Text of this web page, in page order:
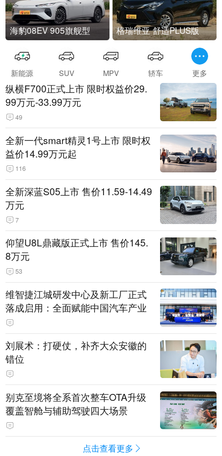
海豹08EV 905旗舰型 格瑞维亚 舒适PLUS版
新能源 SUV MPV 轿车 更多
纵横F700正式上市 限时权益价29.
99万元-33.99万元
49
全新一代smart精灵1号上市 限时权
益价14.99万元起
116
全新深蓝S05上市 售价11.59-14.49
万元
7
仰望U8L鼎藏版正式上市 售价145.
8万元
53
维智捷江城研发中心及新工厂正式
落成启用：全面赋能中国汽车产业
刘展术：打硬仗，补齐大众安徽的
错位
别克至境将全系首次整车OTA升级
覆盖智舱与辅助驾驶四大场景
点击查看更多